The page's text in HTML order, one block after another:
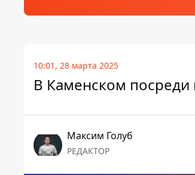
10:01, 28 марта 2025
В Каменском посреди
Максим Голуб
РЕДАКТОР